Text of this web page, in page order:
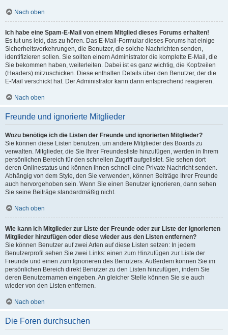
Nach oben
Ich habe eine Spam-E-Mail von einem Mitglied dieses Forums erhalten!
Es tut uns leid, das zu hören. Das E-Mail-Formular dieses Forums hat einige
Sicherheitsvorkehrungen, die Benutzer, die solche Nachrichten senden,
identifizieren sollen. Sie sollten einem Administrator die komplette E-Mail, die
Sie bekommen haben, weiterleiten. Dabei ist es ganz wichtig, die Kopfzeilen
(Headers) mitzuschicken. Diese enthalten Details über den Benutzer, der die
E-Mail verschickt hat. Der Administrator kann dann entsprechend reagieren.
Nach oben
Freunde und ignorierte Mitglieder
Wozu benötige ich die Listen der Freunde und ignorierten Mitglieder?
Sie können diese Listen benutzen, um andere Mitglieder des Boards zu
verwalten. Mitglieder, die Sie Ihrer Freundesliste hinzufügen, werden in Ihrem
persönlichen Bereich für den schnellen Zugriff aufgelistet. Sie sehen dort
deren Onlinestatus und können ihnen schnell eine Private Nachricht senden.
Abhängig von dem Style, den Sie verwenden, können Beiträge Ihrer Freunde
auch hervorgehoben sein. Wenn Sie einen Benutzer ignorieren, dann sehen
Sie seine Beiträge standardmäßig nicht.
Nach oben
Wie kann ich Mitglieder zur Liste der Freunde oder zur Liste der ignorierten
Mitglieder hinzufügen oder diese wieder aus den Listen entfernen?
Sie können Benutzer auf zwei Arten auf diese Listen setzen: In jedem
Benutzerprofil sehen Sie zwei Links: einen zum Hinzufügen zur Liste der
Freunde und einen zum Ignorieren des Benutzers. Außerdem können Sie im
persönlichen Bereich direkt Benutzer zu den Listen hinzufügen, indem Sie
deren Benutzernamen eingeben. An gleicher Stelle können Sie sie auch
wieder von den Listen entfernen.
Nach oben
Die Foren durchsuchen